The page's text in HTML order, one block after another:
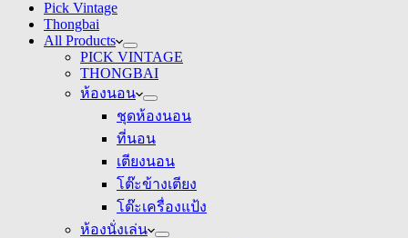
Pick Vintage
Thongbai
All Products
PICK VINTAGE
THONGBAI
ห้องนอน
ชุดห้องนอน
ที่นอน
เตียงนอน
โต๊ะข้างเตียง
โต๊ะเครื่องแป้ง
ห้องนั่งเล่น